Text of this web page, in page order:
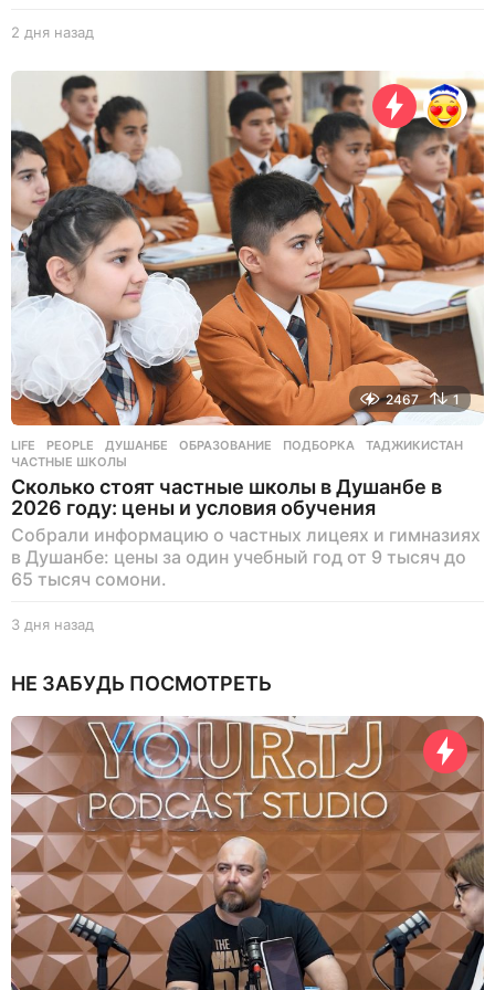
2 дня назад
н
я
н
а
з
а
д
2467 1
LIFE ,PEOPLE ДУШАНБЕ ,ОБРАЗОВАНИЕ ,ПОДБОРКА ,ТАДЖИКИСТАН
ЧАСТНЫЕ ШКОЛЫ
Сколько стоят частные школы в Душанбе в
2026 году: цены и условия обучения
Собрали информацию о частных лицеях и гимназиях
в Душанбе: цены за один учебный год от 9 тысяч до
65 тысяч сомони.
3 дня назад
я
а
з
д
НЕ ЗАБУДЬ ПОСМОТРЕТЬ